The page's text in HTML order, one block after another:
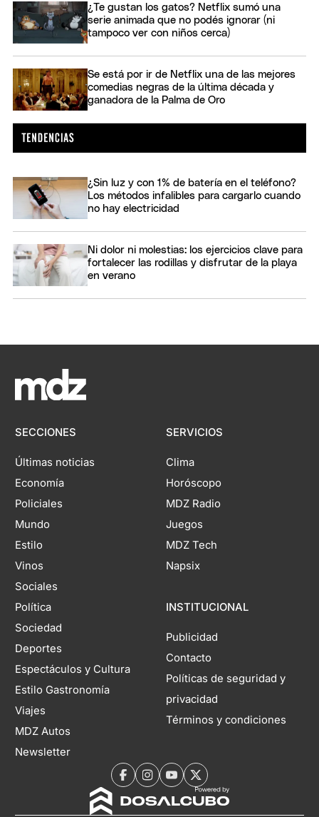
¿Te gustan los gatos? Netflix sumó una
serie animada que no podés ignorar (ni
tampoco ver con niños cerca)
Se está por ir de Netflix una de las mejores
comedias negras de la última década y
ganadora de la Palma de Oro
¿Sin luz y con 1% de batería en el teléfono?
Los métodos infalibles para cargarlo cuando
no hay electricidad
Ni dolor ni molestias: los ejercicios clave para
fortalecer las rodillas y disfrutar de la playa
en verano
SECCIONES
Últimas noticias
Economía
Policiales
Mundo
Estilo
Vinos
Sociales
Política
Sociedad
Deportes
Espectáculos y Cultura
Estilo Gastronomía
Viajes
MDZ Autos
Newsletter
SERVICIOS
Clima
Horóscopo
MDZ Radio
Juegos
MDZ Tech
Napsix
INSTITUCIONAL
Publicidad
Contacto
Políticas de seguridad y
privacidad
Términos y condiciones